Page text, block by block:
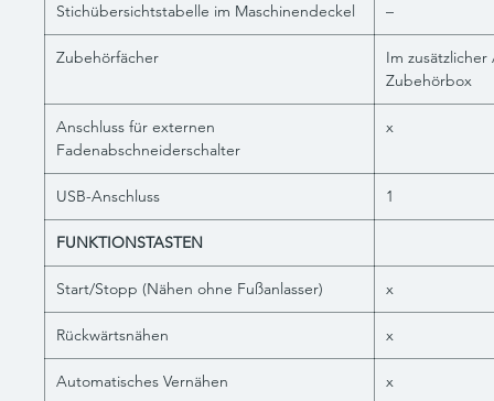
Stichübersichtstabelle im Maschinendeckel –
Zubehörfächer
Im
Zubehörbox
Anschluss für externen
Fadenabschneiderschalter
x
USB-Anschluss 1
FUNKTIONSTASTEN
Start/Stopp (Nähen ohne Fußanlasser) x
Rückwärtsnähen x
Automatisches Vernähen x